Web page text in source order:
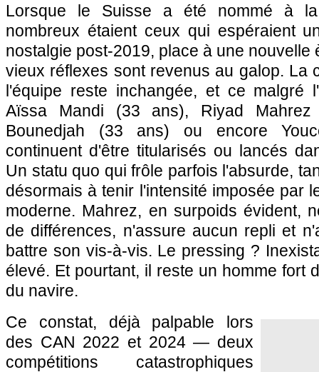
Lorsque le Suisse a été nommé à
nombreux étaient ceux qui espéraient
nostalgie post-2019, place à une nouvelle
vieux réflexes sont revenus au galop. La
l'équipe reste inchangée, et ce malgré
Aïssa Mandi (33 ans), Riyad
Bounedjah (33 ans) ou encore
continuent d'être titularisés ou lancés
Un statu quo qui frôle parfois l'absurde,
désormais à tenir l'intensité imposée par
moderne. Mahrez, en surpoids évident,
de différences, n'assure aucun repli et
battre son vis-à-vis. Le pressing ?
élevé. Et pourtant, il reste un homme fort
du navire.
Ce constat, déjà palpable lors
des CAN 2022 et 2024 — deux
compétitions catastrophiques